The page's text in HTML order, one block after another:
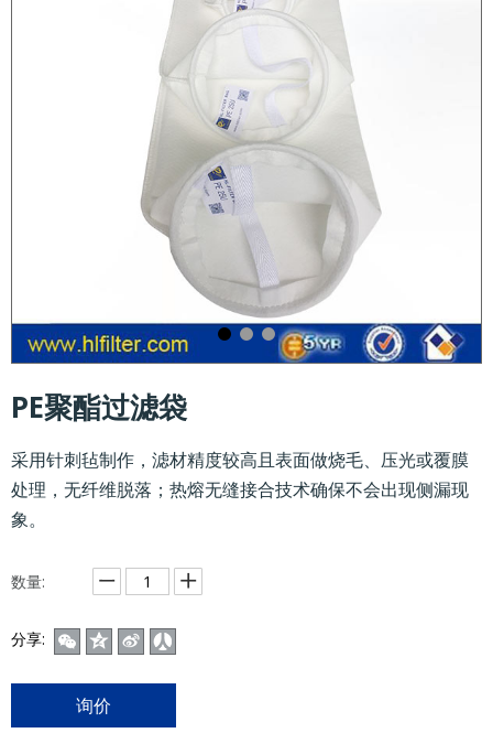
PE聚酯过滤袋
采用针刺毡制作，滤材精度较高且表面做烧毛、压光或覆膜
处理，无纤维脱落；热熔无缝接合技术确保不会出现侧漏现
象。
数量:
分享:
询价